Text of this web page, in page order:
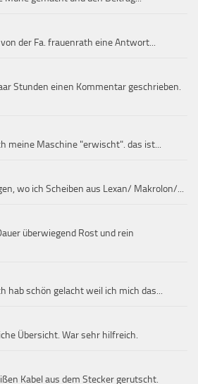
der Fa. frauenrath eine Antwort...
Stunden einen Kommentar geschrieben.
meine Maschine "erwischt". das ist...
wo ich Scheiben aus Lexan/ Makrolon/...
überwiegend Rost und rein
hab schön gelacht weil ich mich das...
Übersicht. War sehr hilfreich.
Kabel aus dem Stecker gerutscht.